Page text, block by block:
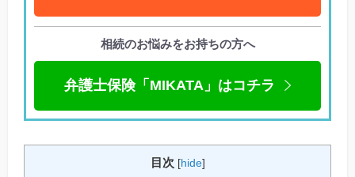
相続のお悩みをお持ちの方へ
弁護士保険「MIKATA」はコチラ
目次 [hide]